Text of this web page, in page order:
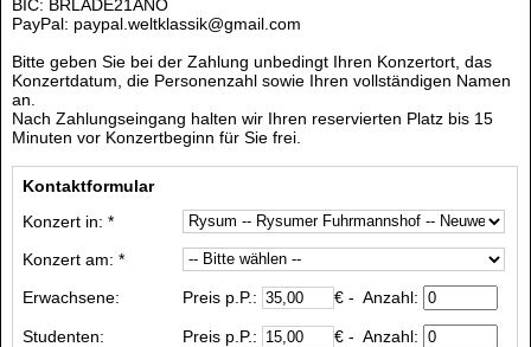
BIC: BRLADE21ANO
PayPal: paypal.weltklassik@gmail.com
Bitte geben Sie bei der Zahlung unbedingt Ihren Konzertort, das
Konzertdatum, die Personenzahl sowie Ihren vollständigen Namen
an.
Nach Zahlungseingang halten wir Ihren reservierten Platz bis 15
Minuten vor Konzertbeginn für Sie frei.
Kontaktformular
Konzert in: *
Konzert am: *
Erwachsene:
Preis p.P.: € - Anzahl:
Studenten: Preis p.P.: € - Anzahl: